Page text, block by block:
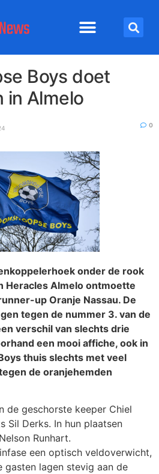
Boys doet
in Almelo
0
onder de rook
Heracles Almelo ontmoette
up Oranje Nassau. De
tegen de nummer 3. van de
verschil van slechts drie
een mooi affiche, ook in
thuis slechts met veel
de oranjehemden
de geschorste keeper Chiel
Sil Derks. In hun plaatsen
Runhart.
een optisch veldoverwicht,
gasten lagen stevig aan de